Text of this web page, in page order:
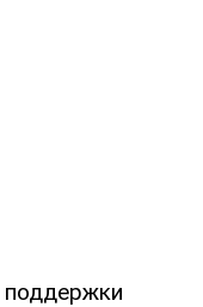
поддержки